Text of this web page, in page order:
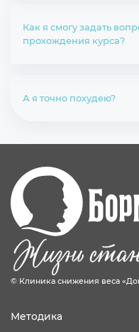
Как я смогу задать
прохождения курса?
А я точно похудею?
© Клиника снижения веса
Методика